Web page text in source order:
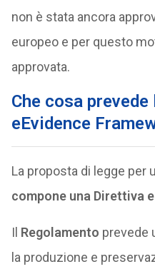
non è stata ancora
europeo e per questo
approvata.
Che cosa
eEvidence
La proposta di legge per
compone una Direttiva
Il Regolamento prevede
la produzione e